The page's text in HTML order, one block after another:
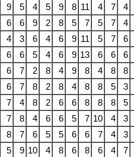
9 5 4 5 9 8 11 4 7 4
6 6 9 2 8 5 7 5 7 4
4 3 6 4 6 9 11 5 7 6
6 6 5 4 6 9 13 6 6 6
6 7 2 8 4 9 8 4 8 8
6 7 8 2 8 4 8 8 5 3
7 4 8 2 6 6 8 8 8 5
7 8 4 6 6 5 7 10 4 3
8 7 6 5 5 6 6 7 4 3
5 9 10 4 8 6 8 6 4 7